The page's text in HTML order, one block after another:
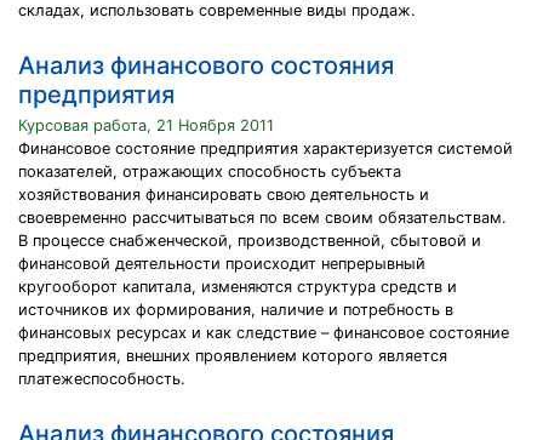
складах, использовать современные виды продаж.
Анализ финансового состояния
предприятия
Курсовая работа, 21 Ноября 2011
Финансовое состояние предприятия характеризуется системой
показателей, отражающих способность субъекта
хозяйствования финансировать свою деятельность и
своевременно рассчитываться по всем своим обязательствам.
В процессе снабженческой, производственной, сбытовой и
финансовой деятельности происходит непрерывный
кругооборот капитала, изменяются структура средств и
источников их формирования, наличие и потребность в
финансовых ресурсах и как следствие – финансовое состояние
предприятия, внешних проявлением которого является
платежеспособность.
Анализ финансового состояния